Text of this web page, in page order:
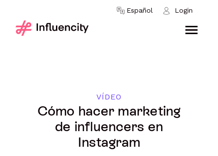
Español Login
Skip to content
VÍDEO
Cómo hacer marketing
de influencers en
Instagram